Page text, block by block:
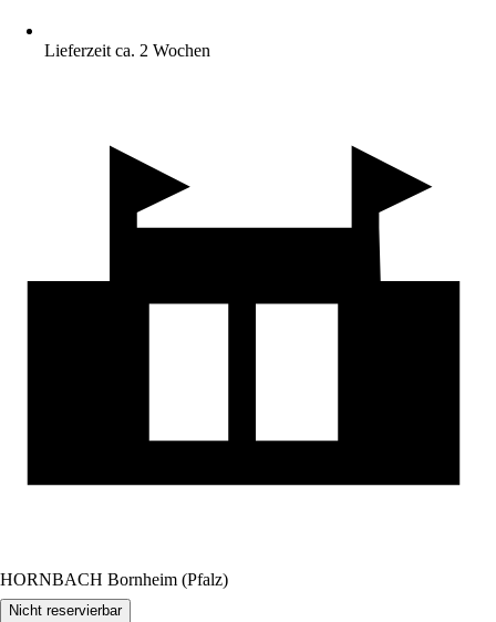
Lieferzeit ca. 2 Wochen
HORNBACH Bornheim (Pfalz)
Nicht reservierbar